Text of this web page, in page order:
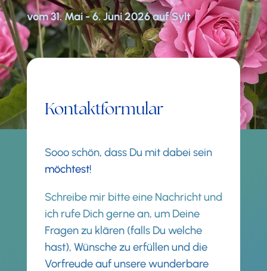
vom 31. Mai - 6. Juni 2026 auf Sylt
Kontaktformular
Sooo schön, dass Du mit dabei sein
möchtest!
Schreibe mir bitte eine Nachricht und
ich rufe Dich gerne an, um Deine
Fragen zu klären (falls Du welche
hast), Wünsche zu erfüllen und die
Vorfreude auf unsere wunderbare